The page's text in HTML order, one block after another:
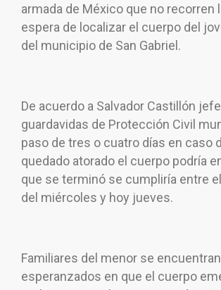
armada de México que no recorren
espera de localizar el cuerpo del
del municipio de San Gabriel.
De acuerdo a Salvador Castillón
guardavidas de Protección Civil
paso de tres o cuatro días en caso
quedado atorado el cuerpo podría
que se terminó se cumpliría entre
del miércoles y hoy jueves.
Familiares del menor se encuentran
esperanzados en que el cuerpo